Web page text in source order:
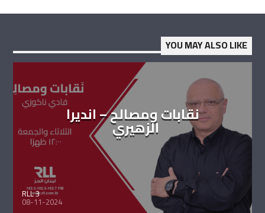
YOU MAY ALSO LIKE
نقابات ومصالح – انديرا
الزهيري
RLL 3
08-11-2024